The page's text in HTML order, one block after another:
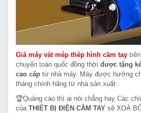
Giá máy vát mép thép hình cầm tay
chuyển toàn quốc đồng thời được tặng
cao cấp từ nhà máy. Máy được hưởng
tháng chính hãng từ nhà sản xuất.
🏆Quảng cáo thì ai nói chẳng hay Các
của THIẾT BỊ ĐIỆN CẦM TAY sẽ XOÁ